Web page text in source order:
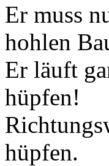
Er muss
hohlen
Er läuft
hüpfen!
hüpfen.